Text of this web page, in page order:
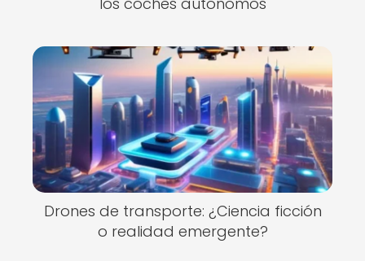
Drones de transporte: ¿Ciencia ficción
o realidad emergente?